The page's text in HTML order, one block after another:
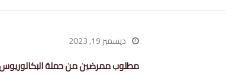
ديسمبر 19, 2023
مطلوب ممرضين من حملة البكالوريوس